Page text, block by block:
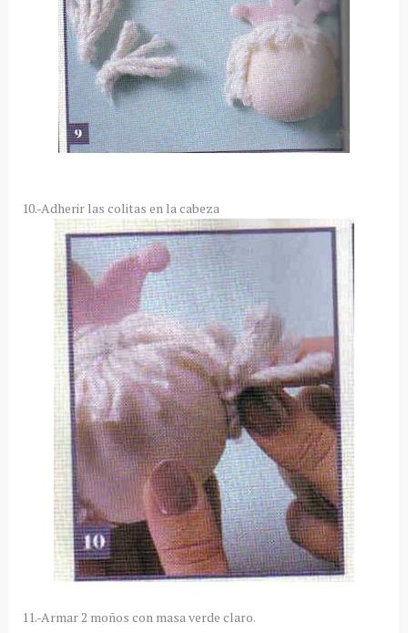
10.-Adherir las colitas en la cabeza
11.-Armar 2 moños con masa verde claro.